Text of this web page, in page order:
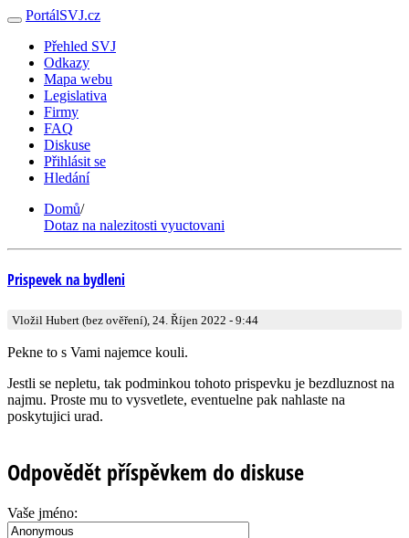
PortálSVJ.cz
Přehled SVJ
Odkazy
Mapa webu
Legislativa
Firmy
FAQ
Diskuse
Přihlásit se
Hledání
Domů/
Dotaz na nalezitosti vyuctovani
Prispevek na bydleni
Vložil Hubert (bez ověření), 24. Říjen 2022 - 9:44
Pekne to s Vami najemce kouli.
Jestli se nepletu, tak podminkou tohoto prispevku je bezdluznost na
najmu. Proste mu to vysvetlete, eventuelne pak nahlaste na
poskytujici urad.
Odpovědět příspěvkem do diskuse
Vaše jméno: